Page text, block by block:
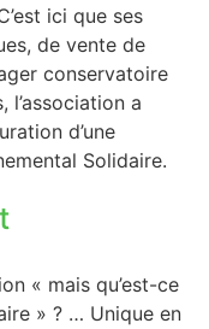
ici que ses
de vente de
conservatoire
l’association a
d’une
Solidaire.
« mais qu’est-ce
» ? … Unique en